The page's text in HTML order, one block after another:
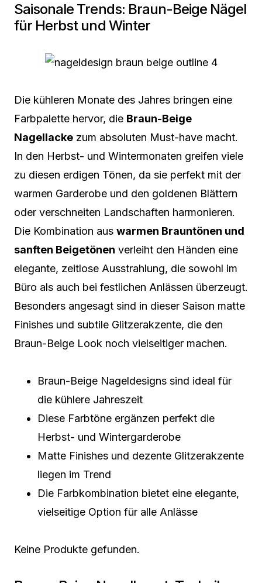
Saisonale Trends: Braun-Beige Nägel
für Herbst und Winter
Die kühleren Monate des Jahres bringen eine
Farbpalette hervor, die Braun-Beige
Nagellacke zum absoluten Must-have macht.
In den Herbst- und Wintermonaten greifen viele
zu diesen erdigen Tönen, da sie perfekt mit der
warmen Garderobe und den goldenen Blättern
oder verschneiten Landschaften harmonieren.
Die Kombination aus warmen Brauntönen und
sanften Beigetönen verleiht den Händen eine
elegante, zeitlose Ausstrahlung, die sowohl im
Büro als auch bei festlichen Anlässen überzeugt.
Besonders angesagt sind in dieser Saison matte
Finishes und subtile Glitzerakzente, die den
Braun-Beige Look noch vielseitiger machen.
Braun-Beige Nageldesigns sind ideal für
die kühlere Jahreszeit
Diese Farbtöne ergänzen perfekt die
Herbst- und Wintergarderobe
Matte Finishes und dezente Glitzerakzente
liegen im Trend
Die Farbkombination bietet eine elegante,
vielseitige Option für alle Anlässe
Keine Produkte gefunden.